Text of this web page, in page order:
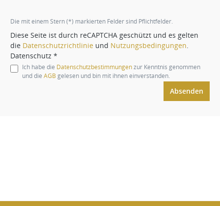
Die mit einem Stern (*) markierten Felder sind Pflichtfelder.
Diese Seite ist durch reCAPTCHA geschützt und es gelten
die Datenschutzrichtlinie und Nutzungsbedingungen
Datenschutz *
Ich habe die Datenschutzbestimmungenzur Kenntnis genommen
und die AGB gelesen und bin mit ihnen einverstanden.
Absenden